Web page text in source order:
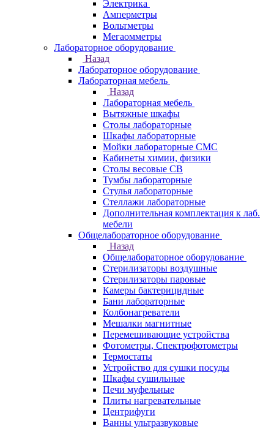
Электрика
Амперметры
Вольтметры
Мегаомметры
Лабораторное оборудование
Назад
Лабораторное оборудование
Лабораторная мебель
Назад
Лабораторная мебель
Вытяжные шкафы
Столы лабораторные
Шкафы лабораторные
Мойки лабораторные СМС
Кабинеты химии, физики
Столы весовые СВ
Тумбы лабораторные
Стулья лабораторные
Стеллажи лабораторные
Дополнительная комплектация к лаб.
мебели
Общелабораторное оборудование
Назад
Общелабораторное оборудование
Стерилизаторы воздушные
Стерилизаторы паровые
Камеры бактерицидные
Бани лабораторные
Колбонагреватели
Мешалки магнитные
Перемешивающие устройства
Фотометры, Спектрофотометры
Термостаты
Устройство для сушки посуды
Шкафы сушильные
Печи муфельные
Плиты нагревательные
Центрифуги
Ванны ультразвуковые